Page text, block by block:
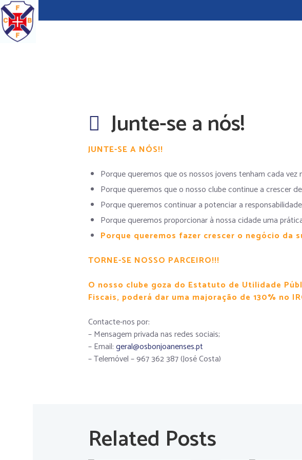
Junte-se a nós!
JUNTE-SE A NÓS!!
Porque queremos que os nossos jovens tenham cada
Porque queremos que o nosso clube continue a crescer
Porque queremos continuar a potenciar a
Porque queremos proporcionar à nossa cidade uma
Porque queremos fazer crescer o negócio da
TORNE-SE NOSSO PARCEIRO!!!
O nosso clube goza do Estatuto de Utilidade
Fiscais, poderá dar uma majoração de 130% no
Contacte-nos por:
– Mensagem privada nas redes sociais;
– Email:geral@osbonjoanenses.pt
– Telemóvel – 967 362 387 (José Costa)
Related Posts